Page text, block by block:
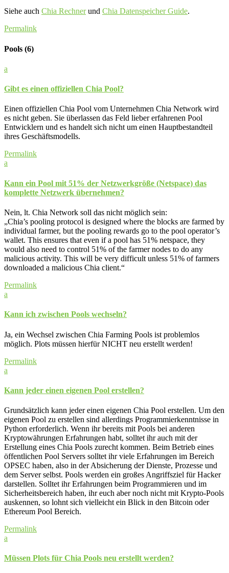
Siehe auch Chia Rechnerund Chia Datenspeicher Guide.
Permalink
Pools (6)
a
Gibt es einen offiziellen Chia Pool?
Einen offiziellen Chia Pool vom Unternehmen Chia Network wird
es nicht geben. Sie überlassen das Feld lieber erfahrenen Pool
Entwicklern und es handelt sich nicht um einen Hauptbestandteil
ihres Geschäftsmodells.
Permalink
a
Kann ein Pool mit 51% der Netzwerkgröße (Netspace) das
komplette Netzwerk übernehmen?
Nein, lt. Chia Network soll das nicht möglich sein:
„Chia’s pooling protocol is designed where the blocks are farmed by
individual farmer, but the pooling rewards go to the pool operator’s
wallet. This ensures that even if a pool has 51% netspace, they
would also need to control 51% of the farmer nodes to do any
malicious activity. This will be very difficult unless 51% of farmers
downloaded a malicious Chia client.“
Permalink
a
Kann ich zwischen Pools wechseln?
Ja, ein Wechsel zwischen Chia Farming Pools ist problemlos
möglich. Plots müssen hierfür NICHT neu erstellt werden!
Permalink
a
Kann jeder einen eigenen Pool erstellen?
Grundsätzlich kann jeder einen eigenen Chia Pool erstellen. Um den
eigenen Pool zu erstellen sind allerdings Programmierkenntnisse in
Python erforderlich. Wenn ihr bereits mit Pools bei anderen
Kryptowährungen Erfahrungen habt, solltet ihr auch mit der
Erstellung eines Chia Pools zurecht kommen. Beim Betrieb eines
öffentlichen Pool Servers solltet ihr viele Erfahrungen im Bereich
OPSEC haben, also in der Absicherung der Dienste, Prozesse und
dem Server selbst. Pools werden ein großes Angriffsziel für Hacker
darstellen. Solltet ihr Erfahrungen beim Programmieren und im
Sicherheitsbereich haben, ihr euch aber noch nicht mit Krypto-Pools
auskennen, so lohnt sich vielleicht ein Blick in den Bitcoin oder
Ethereum Pool Bereich.
Permalink
a
Müssen Plots für Chia Pools neu erstellt werden?